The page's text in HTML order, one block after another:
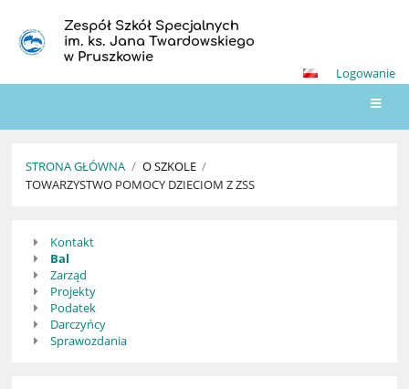
Zespół Szkół Specjalnych
im. ks. Jana Twardowskiego
w Pruszkowie
Logowanie
STRONA GŁÓWNA / O SZKOLE /
TOWARZYSTWO POMOCY DZIECIOM Z ZSS
Towarzystwo
Pomocy
Dzieciom
ZSS
Kontakt
Bal
Zarząd
Projekty
Podatek
Darczyńcy
Sprawozdania